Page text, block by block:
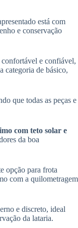
está com
e conservação
e confiável,
categoria de básico,
que todas as peças e
com teto solar e
da boa
opção para frota
com a quilometragem
e discreto, ideal
da lataria.